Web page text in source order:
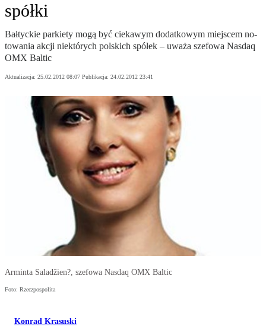
spółki
Bał­tyc­kie par­kie­ty mo­gą być cie­ka­wym do­dat­ko­wym miej­scem no­
to­wa­nia ak­cji nie­któ­rych pol­skich spół­ek – uwa­ża sze­fo­wa Na­sdaq
OMX Bal­tic
Aktualizacja: 25.02.2012 08:07 Publikacja: 24.02.2012 23:41
Ar­min­ta Sa­ladžien?, sze­fo­wa Na­sdaq OMX Bal­tic
Foto: Rzeczpospolita
Konrad Krasuski